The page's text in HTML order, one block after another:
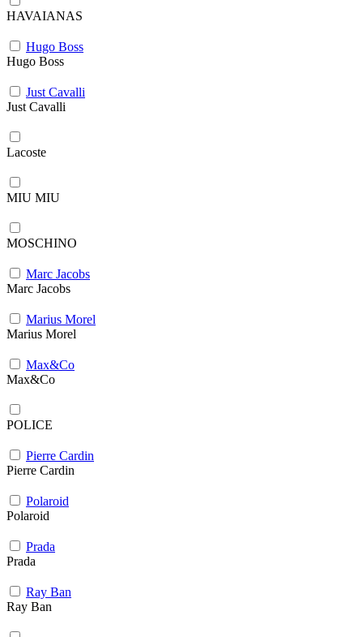
HAVAIANAS
Hugo Boss
Hugo Boss
Just Cavalli
Just Cavalli
Lacoste
MIU MIU
MOSCHINO
Marc Jacobs
Marc Jacobs
Marius Morel
Marius Morel
Max&Co
Max&Co
POLICE
Pierre Cardin
Pierre Cardin
Polaroid
Polaroid
Prada
Prada
Ray Ban
Ray Ban